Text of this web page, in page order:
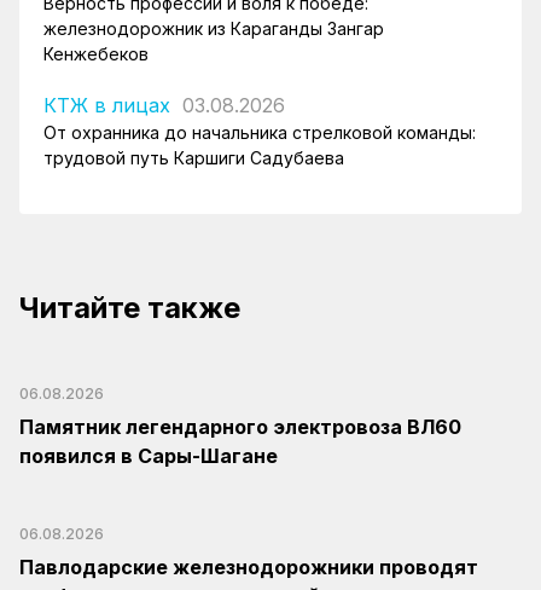
железнодорожник из Караганды Зангар
Кенжебеков
КТЖ в лицах 03.08.2026
От охранника до начальника стрелковой команды:
трудовой путь Каршиги Садубаева
Читайте также
06.08.2026
Памятник легендарного электровоза ВЛ60
появился в Сары-Шагане
06.08.2026
Павлодарские железнодорожники проводят